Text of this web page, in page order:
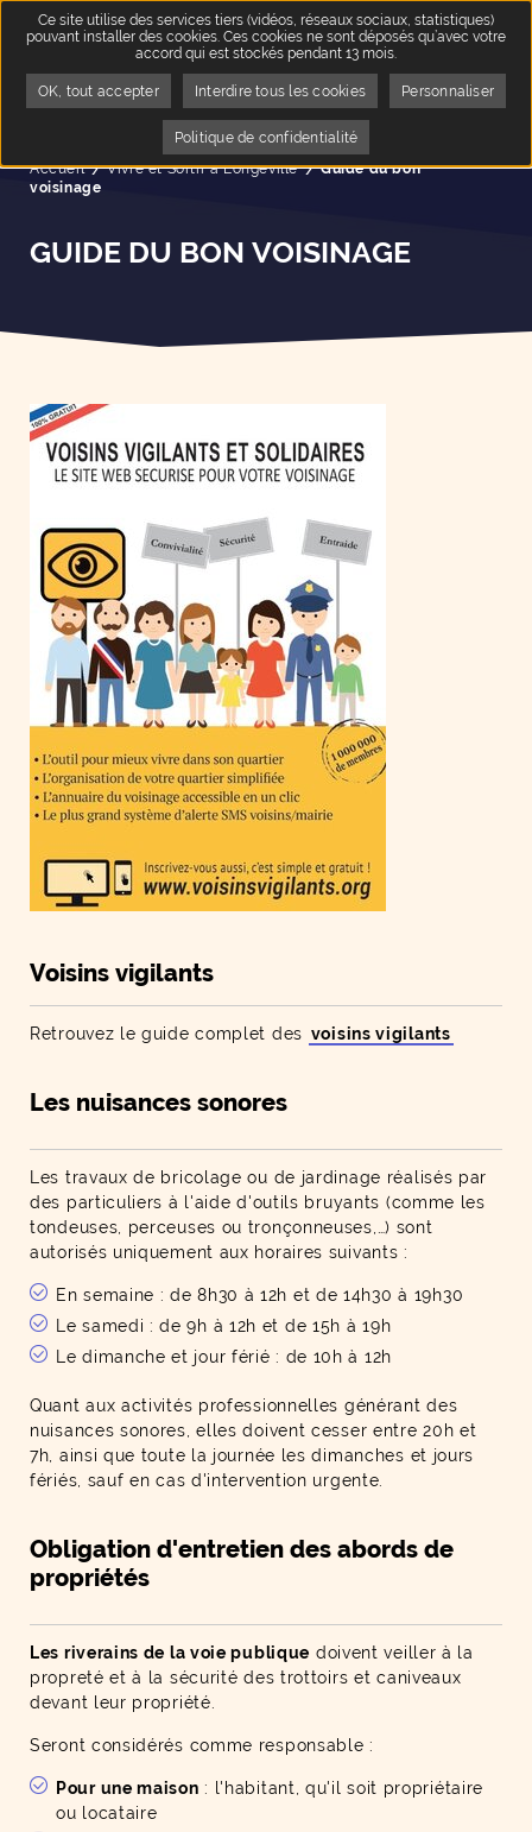
Accueil Vivre et Sortir à Longeville Page active :
Guide du bon
voisinage
GUIDE DU BON VOISINAGE
Voisins vigilants
Retrouvez le guide complet des voisins vigilants
Les nuisances sonores
Les travaux de bricolage ou de jardinage réalisés par
des particuliers à l'aide d'outils bruyants (comme les
tondeuses, perceuses ou tronçonneuses,…) sont
autorisés uniquement aux horaires suivants :
En semaine : de 8h30 à 12h et de 14h30 à 19h30
Le samedi : de 9h à 12h et de 15h à 19h
Le dimanche et jour férié : de 10h à 12h
Quant aux activités professionnelles générant des
nuisances sonores, elles doivent cesser entre 20h et
7h, ainsi que toute la journée les dimanches et jours
fériés, sauf en cas d'intervention urgente.
Obligation d'entretien des abords de
propriétés
Les riverains de la voie publique doivent veiller à la
propreté et à la sécurité des trottoirs et caniveaux
devant leur propriété.
Seront considérés comme responsable :
Pour une maison : l'habitant, qu'il soit propriétaire
ou locataire
Ce site utilise des services tiers (vidéos, réseaux sociaux, statistiques)
pouvant installer des cookies. Ces cookies ne sont déposés qu’avec votre
accord qui est stockés pendant 13 mois.
OK, tout accepter Interdire tous les cookies Personnaliser
Politique de confidentialité